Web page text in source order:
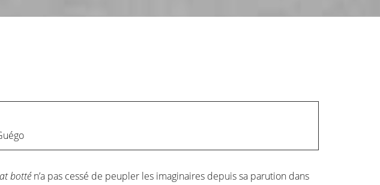
bottén’a pas cessé de peupler les imaginaires depuis sa parution dans